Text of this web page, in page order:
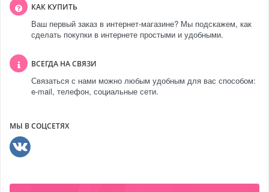
КАК КУПИТЬ
Ваш первый заказ в интернет-магазине? Мы подскажем, как
сделать покупки в интернете простыми и удобными.
ВСЕГДА НА СВЯЗИ
Связаться с нами можно любым удобным для вас способом:
e-mail, телефон, социальные сети.
МЫ В СОЦСЕТЯХ